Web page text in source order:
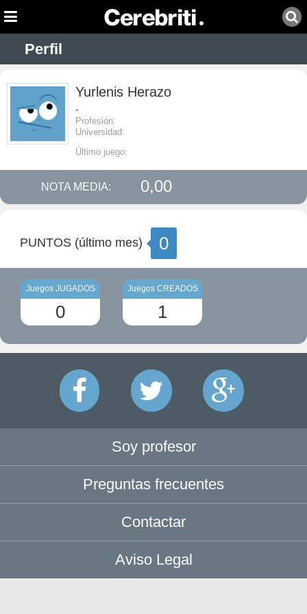
Perfil
Yurlenis Herazo
-
Profesión:
Universidad:
Último juego:
NOTA MEDIA: 0,00
PUNTOS (último mes) 0
Juegos JUGADOS
0
Juegos CREADOS
1
Soy profesor
Preguntas frecuentes
Contactar
Aviso Legal